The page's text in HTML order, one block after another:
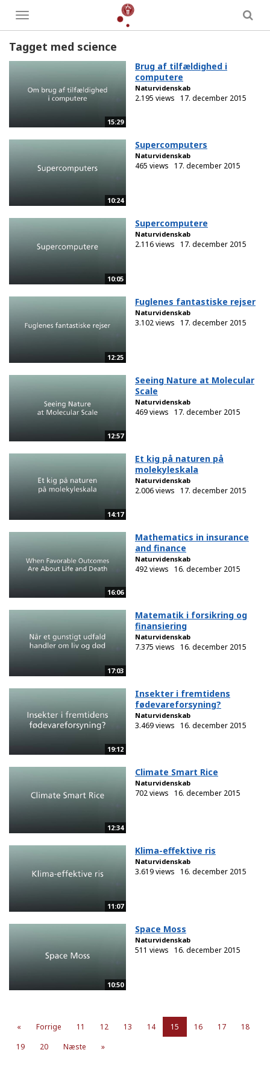
Toggle
menu
Tagget med science
15:29
Brug af tilfældighed i
computere
Naturvidenskab
2.195 views 17. december 2015
10:24
Supercomputers
Naturvidenskab
465 views 17. december 2015
10:05
Supercomputere
Naturvidenskab
2.116 views 17. december 2015
12:25
Fuglenes fantastiske rejser
Naturvidenskab
3.102 views 17. december 2015
12:57
Seeing Nature at Molecular
Scale
Naturvidenskab
469 views 17. december 2015
14:17
Et kig på naturen på
molekyleskala
Naturvidenskab
2.006 views 17. december 2015
16:06
Mathematics in insurance
and finance
Naturvidenskab
492 views 16. december 2015
17:03
Matematik i forsikring og
finansiering
Naturvidenskab
7.375 views 16. december 2015
19:12
Insekter i fremtidens
fødevareforsyning?
Naturvidenskab
3.469 views 16. december 2015
12:34
Climate Smart Rice
Naturvidenskab
702 views 16. december 2015
11:07
Klima-effektive ris
Naturvidenskab
3.619 views 16. december 2015
10:50
Space Moss
Naturvidenskab
511 views 16. december 2015
« Forrige 11 12 13 14 15 16 17
18
19
20 Næste »